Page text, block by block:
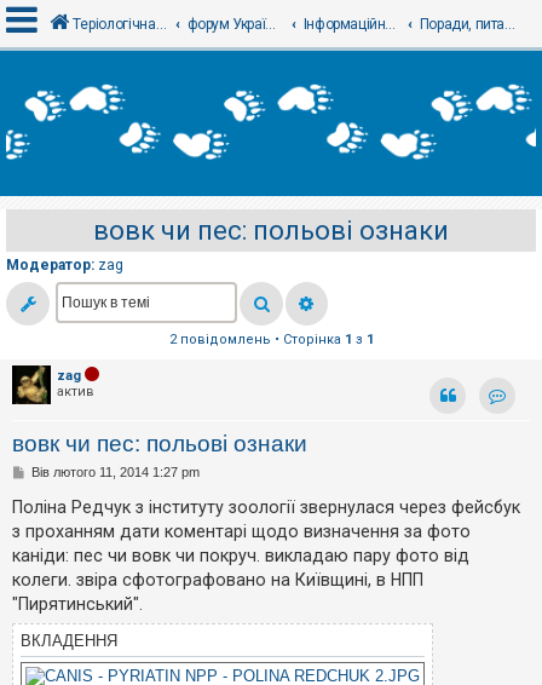
х
і
е
є
т
р
і
я
е
и
б
е
з
в
і
д
п
о
в
Теріологічна школа форум Українського теріологічного товариства Інформаційний відділ Поради, питання, консультації - Советы, вопросы, консультации
вовк чи пес: польові ознаки
Модератор: zag
2 повідомлень • Сторінка 1 з 1
zag
актив
вовк чи пес: польові ознаки
П
в
і
д
о
м
л
е
н
н
я
Вів лютого 11, 2014 1:27 pm
Поліна Редчук з інституту зоології звернулася через фейсбук
з проханням дати коментарі щодо визначення за фото
каніди: пес чи вовк чи покруч. викладаю пару фото від
колеги. звіра сфотографовано на Київщині, в НПП
"Пирятинський".
ВКЛАДЕННЯ